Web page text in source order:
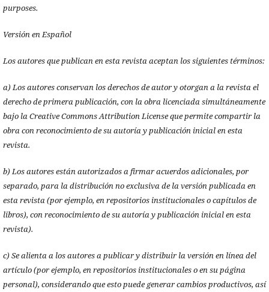
purposes.
Versión en Español
Los autores que publican en esta revista aceptan los siguientes términos:
a) Los autores conservan los derechos de autor y otorgan a la revista el
derecho de primera publicación, con la obra licenciada simultáneamente
bajo la Creative Commons Attribution License que permite compartir la
obra con reconocimiento de su autoría y publicación inicial en esta
revista.
b) Los autores están autorizados a firmar acuerdos adicionales, por
separado, para la distribución no exclusiva de la versión publicada en
esta revista (por ejemplo, en repositorios institucionales o capítulos de
libros), con reconocimiento de su autoría y publicación inicial en esta
revista).
c) Se alienta a los autores a publicar y distribuir la versión en línea del
artículo (por ejemplo, en repositorios institucionales o en su página
personal), considerando que esto puede generar cambios productivos, así